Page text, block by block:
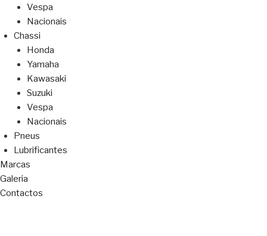
Vespa
Nacionais
Chassi
Honda
Yamaha
Kawasaki
Suzuki
Vespa
Nacionais
Pneus
Lubrificantes
Marcas
Galeria
Contactos